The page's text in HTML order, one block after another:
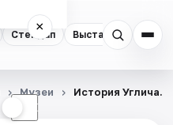
Стендап Выставки
×
☾
Музеи История Углича.